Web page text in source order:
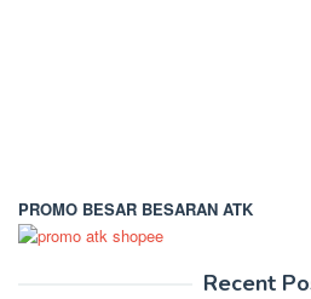
PROMO BESAR BESARAN ATK
Recent